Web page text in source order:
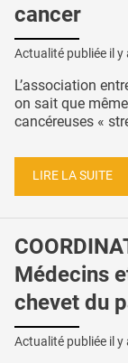
cancer
Actualité publiée il y
L’association
on sait que
cancéreuses «
LIRE LA SUITE
Médecins
chevet du
Actualité publiée il y